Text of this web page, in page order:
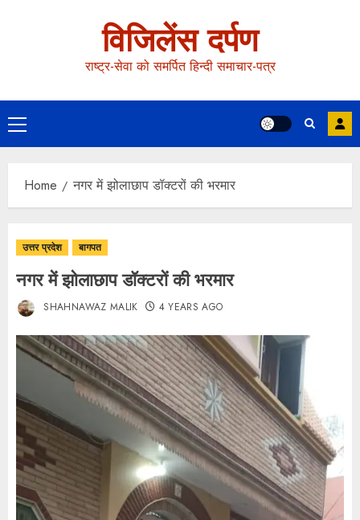
विजिलेंस दर्पण
राष्ट्र-सेवा को समर्पित हिन्दी समाचार-पत्र
Home नगर में झोलाछाप डॉक्टरों की भरमार
उत्तर प्रदेश बागपत
नगर में झोलाछाप डॉक्टरों की भरमार
SHAHNAWAZ MALIK 4 YEARS AGO